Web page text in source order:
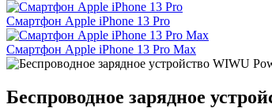
Смартфон Apple iPhone 13 Pro
Смартфон Apple iPhone 13 Pro Max
Беспроводное зарядное